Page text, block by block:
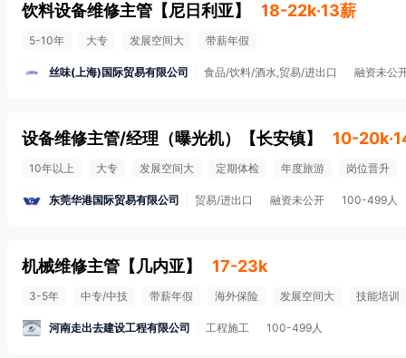
饮料设备维修主管 【尼日利亚】 18-22k·13薪
5-10年 大专 发展空间大 带薪年假
丝味(上海)国际贸易有限公司 食品/饮料/酒水,贸易/进出口 融资未公
设备维修主管/经理（曝光机） 【长安镇】 10-
10年以上 大专 发展空间大 定期体检 年度旅游 岗位晋升
东莞华港国际贸易有限公司 贸易/进出口 融资未公开 100-499人
机械维修主管 【 几内亚】 17-23k
3-5年 中专/中技 带薪年假 海外保险 发展空间大 技能培训
河南走出去建设工程有限公司 工程施工 100-499人